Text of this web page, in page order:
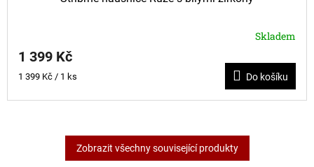
Skladem
1 399 Kč
Měrná
1 399 Kč / 1 ks Do košíku
Zobrazit všechny související produkty